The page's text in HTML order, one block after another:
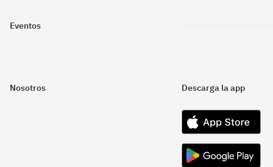
Eventos
Nosotros Descarga la app